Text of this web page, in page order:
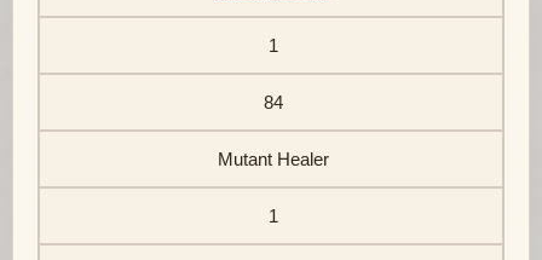
1
84
Mutant Healer
1